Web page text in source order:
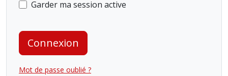
Garder ma session active
Connexion
Mot de passe oublié ?